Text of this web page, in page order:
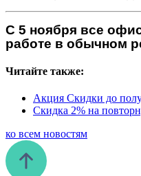
С 5 ноября все
работе в обычном
Читайте также:
Акция Скидки до
Скидка 2% на
ко всем новостям